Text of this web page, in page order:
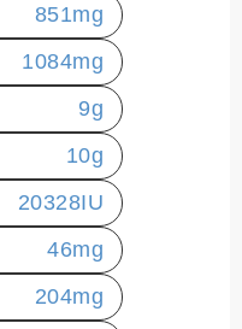
851mg
1084mg
9g
10g
20328IU
46mg
204mg